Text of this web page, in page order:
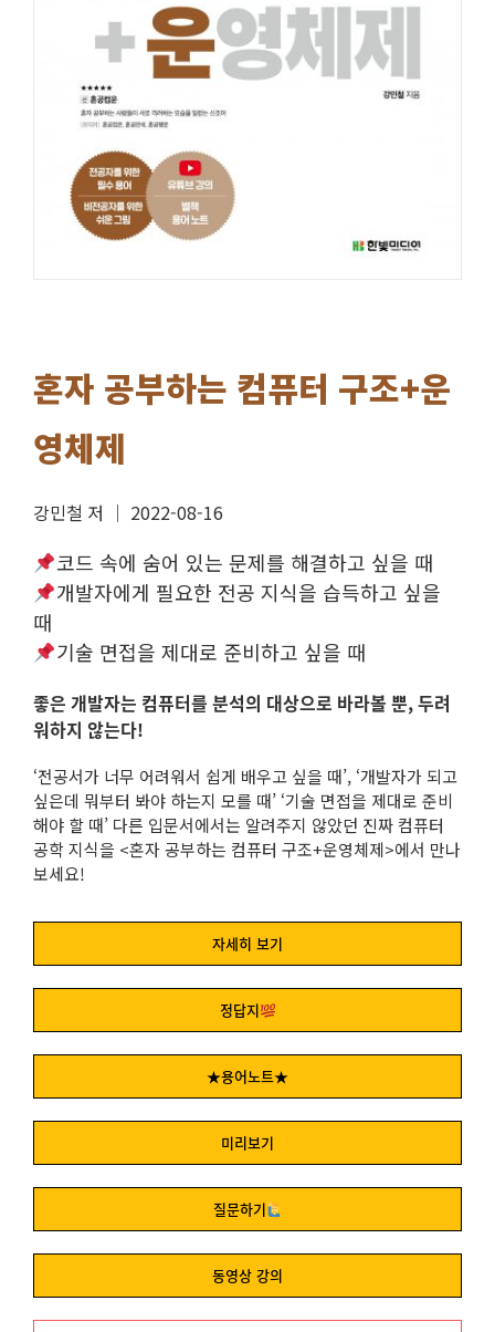
혼자 공부하는 컴퓨터 구조+운
영체제
강민철 저 │ 2022-08-16
코드 속에 숨어 있는 문제를 해결하고 싶을 때
개발자에게 필요한 전공 지식을 습득하고 싶을
때
기술 면접을 제대로 준비하고 싶을 때
좋은 개발자는 컴퓨터를 분석의 대상으로 바라볼 뿐, 두려
워하지 않는다!
‘전공서가 너무 어려워서 쉽게 배우고 싶을 때’, ‘개발자가 되고
싶은데 뭐부터 봐야 하는지 모를 때’ ‘기술 면접을 제대로 준비
해야 할 때’ 다른 입문서에서는 알려주지 않았던 진짜 컴퓨터
공학 지식을 <혼자 공부하는 컴퓨터 구조+운영체제>에서 만나
보세요!
자세히 보기
정답지
★용어노트★
미리보기
질문하기
동영상 강의